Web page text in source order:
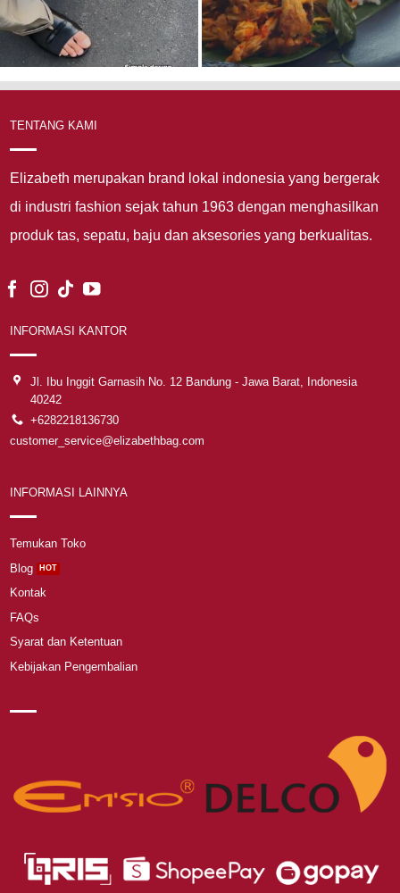
TENTANG KAMI
Elizabeth merupakan brand lokal indonesia yang bergerak
di industri fashion sejak tahun 1963 dengan menghasilkan
produk tas, sepatu, baju dan aksesories yang berkualitas.
INFORMASI KANTOR
Jl. Ibu Inggit Garnasih No. 12 Bandung - Jawa Barat, Indonesia
40242
+6282218136730
customer_service@elizabethbag.com
INFORMASI LAINNYA
Temukan Toko
Blog
Kontak
FAQs
Syarat dan Ketentuan
Kebijakan Pengembalian